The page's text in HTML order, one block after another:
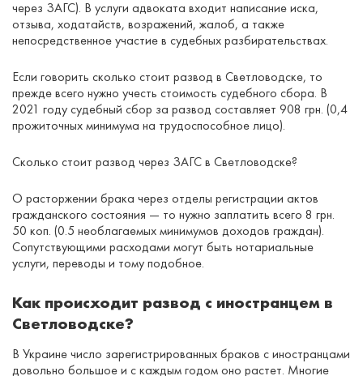
через ЗАГС). В услуги адвоката входит написание иска,
отзыва, ходатайств, возражений, жалоб, а также
непосредственное участие в судебных разбирательствах.
Если говорить сколько стоит развод в Светловодске, то
прежде всего нужно учесть стоимость судебного сбора. В
2021 году судебный сбор за развод составляет 908 грн. (0,4
прожиточных минимума на трудоспособное лицо).
Сколько стоит развод через ЗАГС в Светловодске?
О расторжении брака через отделы регистрации актов
гражданского состояния — то нужно заплатить всего 8 грн.
50 коп. (0.5 необлагаемых минимумов доходов граждан).
Сопутствующими расходами могут быть нотариальные
услуги, переводы и тому подобное.
Как происходит развод с иностранцем в
Светловодске?
В Украине число зарегистрированных браков с иностранцами
довольно большое и с каждым годом оно растет. Многие